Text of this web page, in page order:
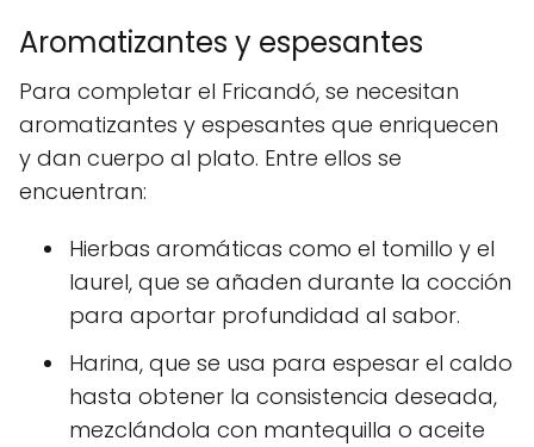
Aromatizantes y espesantes
Para completar el Fricandó, se necesitan
aromatizantes y espesantes que enriquecen
y dan cuerpo al plato. Entre ellos se
encuentran:
Hierbas aromáticas como el tomillo y el
laurel, que se añaden durante la cocción
para aportar profundidad al sabor.
Harina, que se usa para espesar el caldo
hasta obtener la consistencia deseada,
mezclándola con mantequilla o aceite